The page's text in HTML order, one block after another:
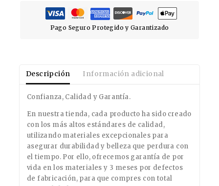
Pago Seguro Protegido y Garantizado
Descripción Información adicional
Confianza, Calidad y Garantía.
En nuestra tienda, cada producto ha sido creado
con los más altos estándares de calidad,
utilizando materiales excepcionales para
asegurar durabilidad y belleza que perdura con
el tiempo. Por ello, ofrecemos garantía de por
vida en los materiales y 3 meses por defectos
de fabricación, para que compres con total